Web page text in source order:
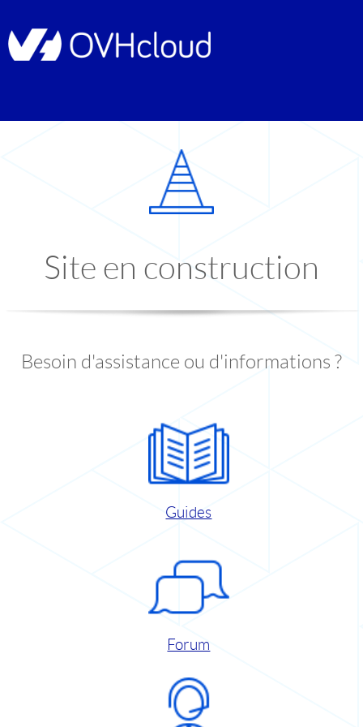
Site en construction
Besoin d'assistance ou d'informations ?
Guides
Forum